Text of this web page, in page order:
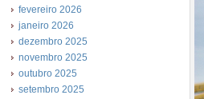
fevereiro 2026
janeiro 2026
dezembro 2025
novembro 2025
outubro 2025
setembro 2025